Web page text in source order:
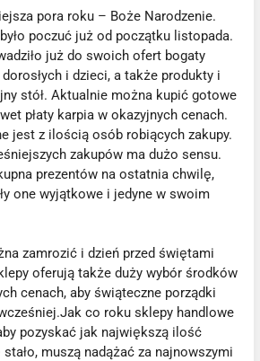
pora roku – Boże Narodzenie.
poczuć już od początku listopada.
już do swoich ofert bogaty
i dzieci, a także produkty i
stół. Aktualnie można kupić gotowe
płaty karpia w okazyjnych cenach.
jest z ilością osób robiących zakupy.
zakupów ma dużo sensu.
prezentów na ostatnia chwilę,
one wyjątkowe i jedyne w swoim
zamrozić i dzień przed świętami
oferują także duży wybór środków
cenach, aby świąteczne porządki
co roku sklepy handlowe
pozyskać jak największą ilość
muszą nadążać za najnowszymi